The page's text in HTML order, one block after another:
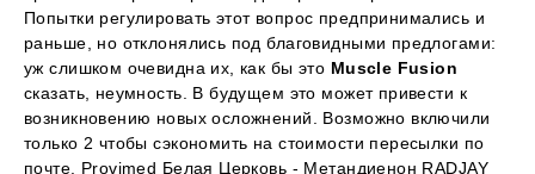
Попытки регулировать этот вопрос предпринимались и
раньше, но отклонялись под благовидными предлогами:
уж слишком очевидна их, как бы это Muscle Fusion
сказать, неумность. В будущем это может привести к
возникновению новых осложнений. Возможно включили
только 2 чтобы сэкономить на стоимости пересылки по
почте. Provimed Белая Церковь - Метандиенон RADJAY